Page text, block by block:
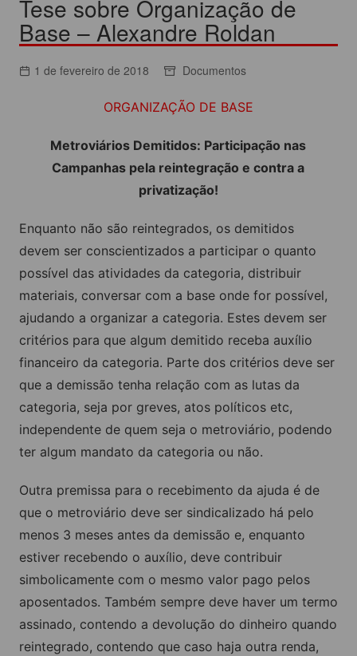
Tese sobre Organização de
Base – Alexandre Roldan
1 de fevereiro de 2018 Documentos
ORGANIZAÇÃO DE BASE
Metroviários Demitidos: Participação nas
Campanhas pela reintegração e contra a
privatização!
Enquanto não são reintegrados, os demitidos
devem ser conscientizados a participar o quanto
possível das atividades da categoria, distribuir
materiais, conversar com a base onde for possível,
ajudando a organizar a categoria. Estes devem ser
critérios para que algum demitido receba auxílio
financeiro da categoria. Parte dos critérios deve ser
que a demissão tenha relação com as lutas da
categoria, seja por greves, atos políticos etc,
independente de quem seja o metroviário, podendo
ter algum mandato da categoria ou não.
Outra premissa para o recebimento da ajuda é de
que o metroviário deve ser sindicalizado há pelo
menos 3 meses antes da demissão e, enquanto
estiver recebendo o auxílio, deve contribuir
simbolicamente com o mesmo valor pago pelos
aposentados. Também sempre deve haver um termo
assinado, contendo a devolução do dinheiro quando
reintegrado, contendo que caso haja outra renda,